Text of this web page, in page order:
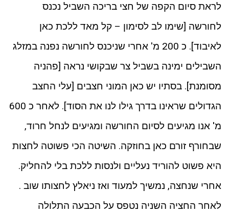
לראת סיום הקפה של חצי בריכה השביל נכנס
לחורשה [שימו לב לסימון – קל מאד ללכת כאן
לאיבוד]. כ 200 מ' אחרי שניכנס לחורשה נפנה במזלג
השבילים ימינה בשביל צר שבקושי נראה [פהניה
מסומנת]. בסתיו יש כאן המוני חצבים [עלי החצב
הגדולים שראינו בדרך גילו לנו את הסוד]. לאחר כ 600
מ' אנו מגיעים לסיום החורשה ומגיעים לנחל חרוד,
שבחורף זורם כאן בחוזקה. השיטה הכי פשוטה לחצות
היא פשוט להוריד נעליים ולנסות ללכת בלי להחליק.
אחרי שנחצה, נמשיך למעוד ואז ניאלץ לחצותו שוב .
לאחר החציה השניה נטפס על הכבעה התלולה